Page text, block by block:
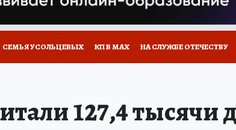
СЕМЬЯ УСОЛЬЦЕВЫХ КП В МАХ НА СЛУЖБЕ ОТЕЧЕСТВУ
127,4 тысячи